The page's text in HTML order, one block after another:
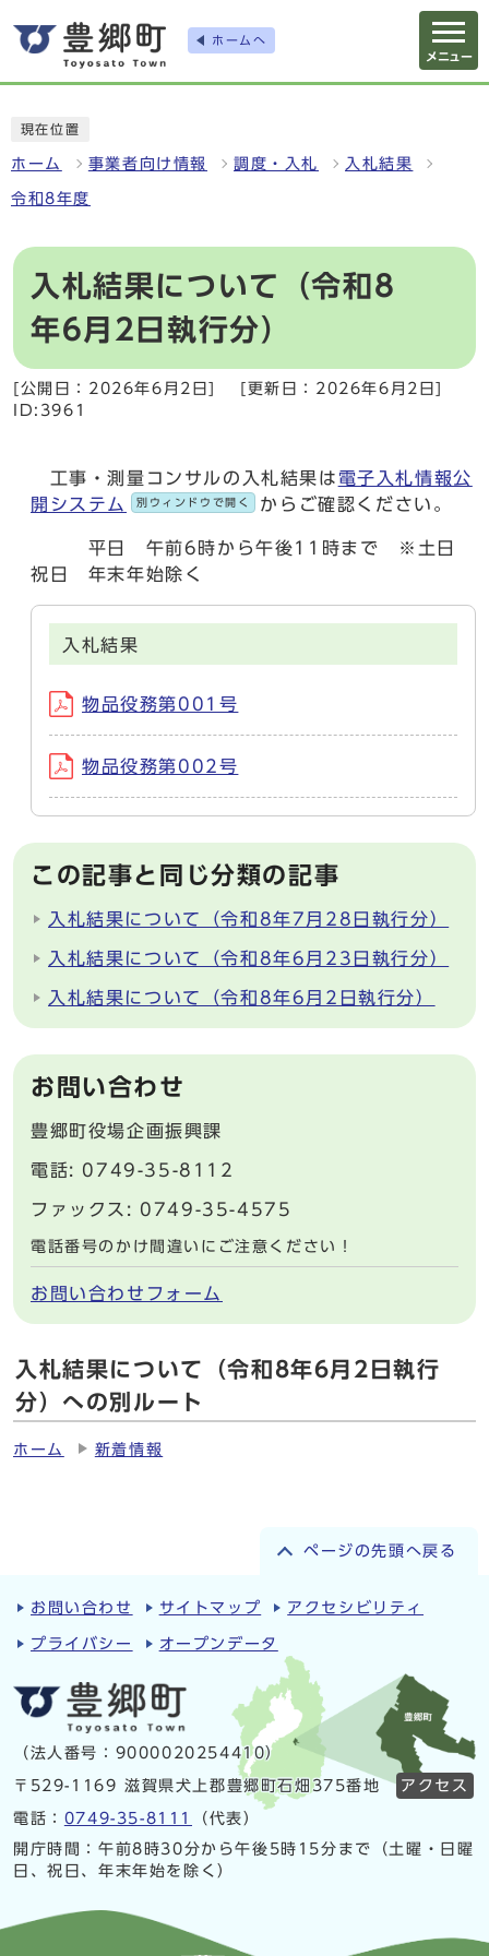
ホームへ
メニュー
現在位置
ホーム 事業者向け情報 調度・入札 入札結果
令和8年度
入札結果について（令和8
年6月2日執行分）
[公開日：2026年6月2日]
[更新日：2026年6月2日]
ID:3961
工事・測量コンサルの入札結果は電子入札情報公
開システム
別ウィンドウで開く からご確認ください。
平日 午前6時から午後11時まで ※土日
祝日 年末年始除く
入札結果
物品役務第001号
物品役務第002号
この記事と同じ分類の記事
入札結果について（令和8年7月28日執行分）
入札結果について（令和8年6月23日執行分）
入札結果について（令和8年6月2日執行分）
お問い合わせ
豊郷町役場企画振興課
電話: 0749-35-8112
ファックス: 0749-35-4575
電話番号のかけ間違いにご注意ください！
お問い合わせフォーム
入札結果について（令和8年6月2日執行
分）への別ルート
ホーム 新着情報
ページの先頭へ戻る
お問い合わせ サイトマップ アクセシビリティ
プライバシー オープンデータ
（法人番号：9000020254410）
〒529-1169 滋賀県犬上郡豊郷町石畑375番地 アクセス
電話： 0749-35-8111
（代表）
開庁時間：午前8時30分から午後5時15分まで（土曜・日曜
日、祝日、年末年始を除く）